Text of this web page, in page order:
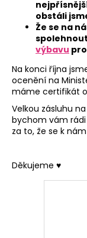
obstáli
Že se na
výbavu
Na konci října
ocenění na
máme certifikát
Velkou zásluhu
bychom vám rádi
za to, že se k
Děkujeme ♥